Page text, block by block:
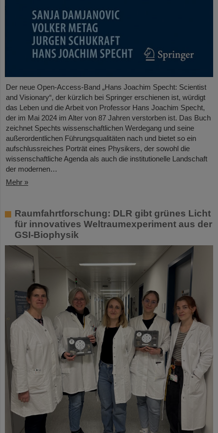
Der neue Open-Access-Band „Hans Joachim Specht: Scientist
and Visionary“, der kürzlich bei Springer erschienen ist, würdigt
das Leben und die Arbeit von Professor Hans Joachim Specht,
der im Mai 2024 im Alter von 87 Jahren verstorben ist. Das Buch
zeichnet Spechts wissenschaftlichen Werdegang und seine
außerordentlichen Führungsqualitäten nach und bietet so ein
aufschlussreiches Porträt eines Physikers, der sowohl die
wissenschaftliche Agenda als auch die institutionelle Landschaft
der modernen…
Mehr »
Raumfahrtforschung: DLR gibt grünes Licht
für innovatives Weltraumexperiment aus der
GSI-Biophysik